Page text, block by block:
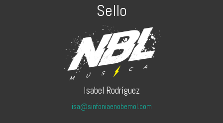
Sello
Isabel Rodríguez
isa@sinfoniaenobemol.com